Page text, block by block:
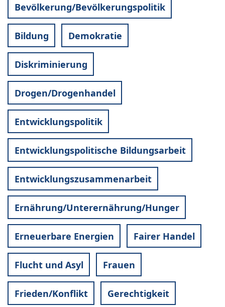
Bevölkerung/Bevölkerungspolitik
Bildung Demokratie
Diskriminierung
Drogen/Drogenhandel
Entwicklungspolitik
Entwicklungspolitische Bildungsarbeit
Entwicklungszusammenarbeit
Ernährung/Unterernährung/Hunger
Erneuerbare Energien Fairer Handel
Flucht und Asyl Frauen
Frieden/Konflikt Gerechtigkeit